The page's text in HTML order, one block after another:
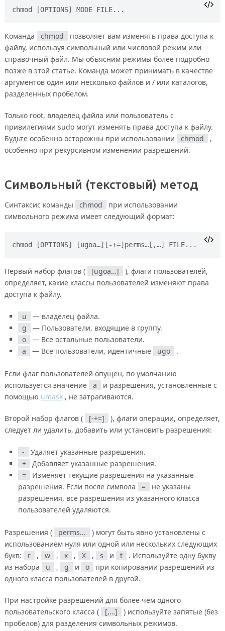
chmod [OPTIONS]
Команда chmod
позволяет вам изменять права доступа к
файлу, используя символьный или числовой режим или
справочный файл. Мы объясним режимы более подробно
позже в этой статье. Команда может принимать в качестве
аргументов один или несколько файлов и / или каталогов,
разделенных пробелом.
Только root, владелец файла или пользователь с
привилегиями sudo могут изменять права доступа к файлу.
Будьте особенно осторожны при использовании
chmod
,
особенно при рекурсивном изменении разрешений.
Символьный (текстовый) метод
Синтаксис команды chmod
при использовании
символьного режима имеет следующий формат:
chmod [OPTIONS] [ugoa…][ -+=] perms…[ ,…]
Первый набор флагов ( [ugoa…]
), флаги пользователей,
определяет, какие классы пользователей изменяют права
доступа к файлу.
u
— владелец файла.
g
— Пользователи, входящие в группу.
o
— Все остальные пользователи.
a
— Все пользователи, идентичные ugo .
Если флаг пользователей опущен, по умолчанию
используется значение
a
и разрешения, установленные с
помощью umask, не затрагиваются.
Второй набор флагов ( [-+=]
), флаги операции, определяет,
следует ли удалить, добавить или установить разрешения:
-
Удаляет указанные разрешения.
+
Добавляет указанные разрешения.
=
Изменяет текущие разрешения на указанные
разрешения. Если после символа
=
не указаны
разрешения, все разрешения из указанного класса
пользователей удаляются.
Разрешения ( perms...
) могут быть явно установлены с
использованием нуля или одной или нескольких следующих
букв:
r , w , x , X , s и t
. Используйте одну букву
из набора
u , g и o
при копировании разрешений из
одного класса пользователей в другой.
При настройке разрешений для более чем одного
пользовательского класса (
[,…]
) используйте запятые (без
пробелов) для разделения символьных режимов.